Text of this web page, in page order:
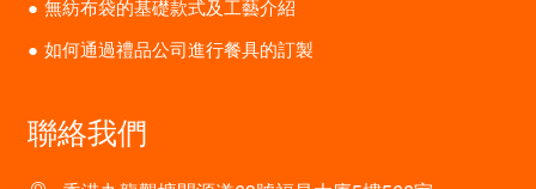
無紡布袋的基礎款式及工藝介紹
如何通過禮品公司進行餐具的訂製
聯絡我們